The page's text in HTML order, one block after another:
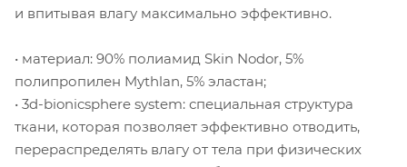
и впитывая влагу максимально эффективно.
• материал: 90% полиамид Skin Nodor, 5%
полипропилен Mythlan, 5% эластан;
• 3d-bionicsphere system: специальная структура
ткани, которая позволяет эффективно отводить,
перераспределять влагу от тела при физических